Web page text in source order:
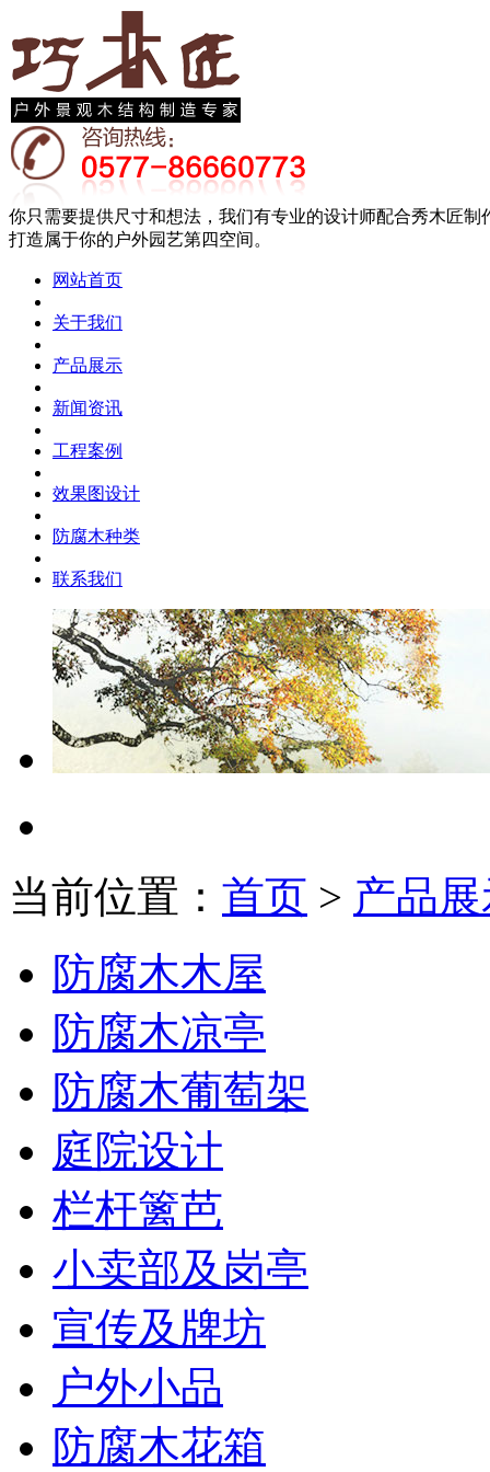
你只需要提供尺寸和想法，我们有专业的设计师配合秀木匠制
打造属于你的户外园艺第四空间。
网站首页
关于我们
产品展示
新闻资讯
工程案例
效果图设计
防腐木种类
联系我们
当前位置： 首页 > 产品
防腐木木屋
防腐木凉亭
防腐木葡萄架
庭院设计
栏杆篱芭
小卖部及岗亭
宣传及牌坊
户外小品
防腐木花箱